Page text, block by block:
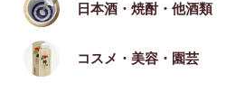
日本酒・焼酎・他酒類
コスメ・美容・園芸